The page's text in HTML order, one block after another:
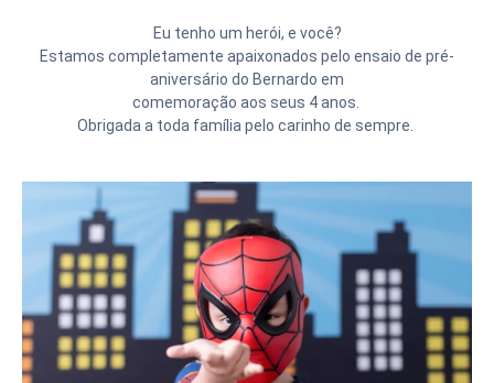
Eu tenho um herói, e você?
Estamos completamente apaixonados pelo ensaio de pré-
aniversário do Bernardo em
comemoração aos seus 4 anos.
Obrigada a toda família pelo carinho de sempre.